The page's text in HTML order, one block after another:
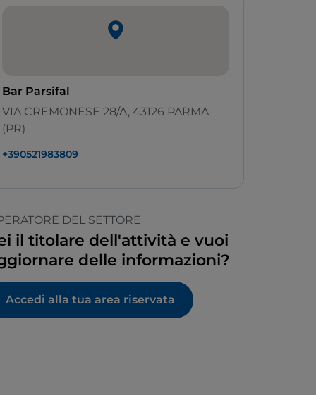
Bar Parsifal
VIA CREMONESE 28/A, 43126 PARMA
(PR)
+390521983809
DEL SETTORE
il titolare dell'attività e vuoi
delle informazioni?
Accedi alla tua area riservata